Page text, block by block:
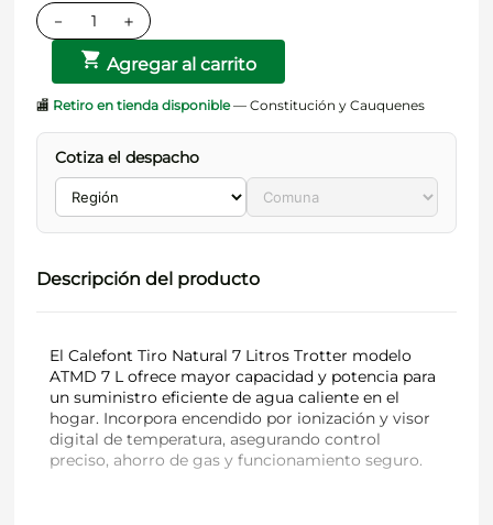
＋
－
Agregar al carrito
🏬 Retiro en tienda disponible— Constitución y Cauquenes
Cotiza el despacho
Descripción del producto
El Calefont Tiro Natural 7 Litros Trotter modelo
ATMD 7 L ofrece mayor capacidad y potencia para
un suministro eficiente de agua caliente en el
hogar. Incorpora encendido por ionización y visor
digital de temperatura, asegurando control
preciso, ahorro de gas y funcionamiento seguro.